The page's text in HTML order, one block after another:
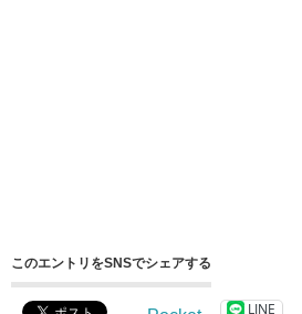
このエントリをSNSでシェアする
LINE